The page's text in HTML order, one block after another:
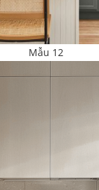
Mẫu 12